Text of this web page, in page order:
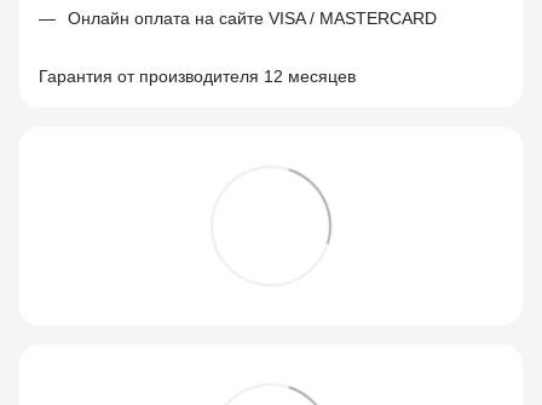
Онлайн оплата на сайте VISA / MASTERCARD
Гарантия от производителя 12 месяцев